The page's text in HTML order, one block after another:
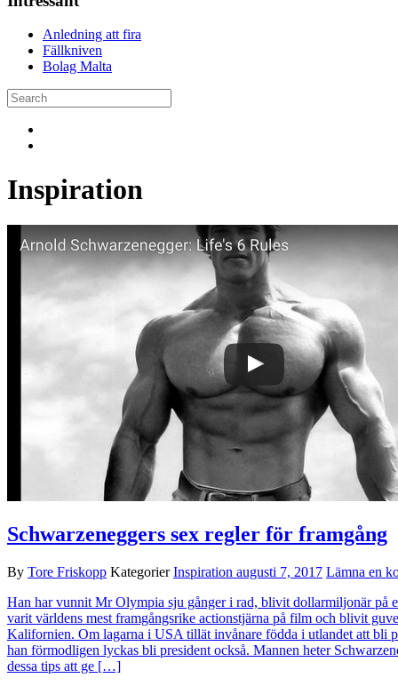
Anledning att fira
Fällkniven
Bolag Malta
Inspiration
Schwarzeneggers sex regler för framgång
By Tore Friskopp KategorierInspiration augusti 7, 2017 Lämna en
Han har vunnit Mr Olympia sju gånger i rad, blivit dollarmiljonär på
varit världens mest framgångsrike actionstjärna på film och blivit
Kalifornien. Om lagarna i USA tillät invånare födda i utlandet att bli
han förmodligen lyckas bli president också. Mannen heter
dessa tips att ge […]